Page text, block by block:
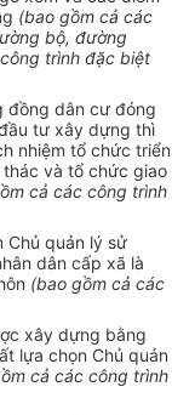
(bao gồm cả các
bộ, đường
trình đặc biệt
đồng dân cư đóng
tư xây dựng thì
nhiệm tổ chức triển
thác và tổ chức giao
cả các công trình
Chủ quản lý sử
dân cấp xã là
(bao gồm cả các
xây dựng bằng
lựa chọn Chủ quản
cả các công trình